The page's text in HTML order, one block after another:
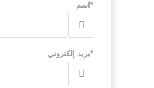
*اسم
*بريد إلكتروني